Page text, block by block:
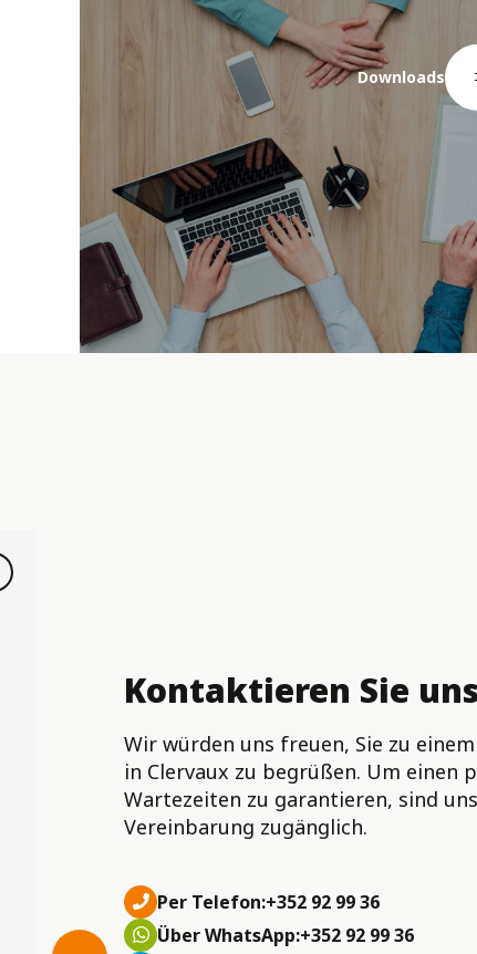
Downloads
Kontaktieren Sie
Wir würden uns freuen, Sie zu
in Clervaux zu begrüßen. Um einen
Wartezeiten zu garantieren, sind
Vereinbarung zugänglich.
Per Telefon:+352 92 99 36
Über WhatsApp:+352 92 99 36